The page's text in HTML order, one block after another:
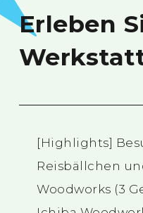
Erleben
[Highlights]
Reisbällchen
Woodworks (3